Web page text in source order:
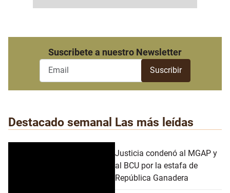
Suscribete a nuestro Newsletter
Destacado semanal Las más leídas
Justicia condenó al MGAP y
al BCU por la estafa de
República Ganadera